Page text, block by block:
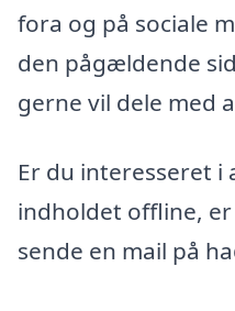
fora og på sociale
den pågældende
gerne vil dele med
Er du interesseret i
indholdet offline,
sende en mail på